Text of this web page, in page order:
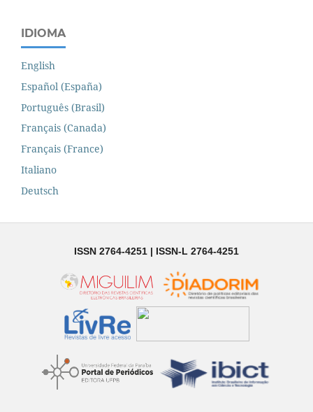
IDIOMA
English
Español (España)
Português (Brasil)
Français (Canada)
Français (France)
Italiano
Deutsch
ISSN 2764-4251 | ISSN-L 2764-4251